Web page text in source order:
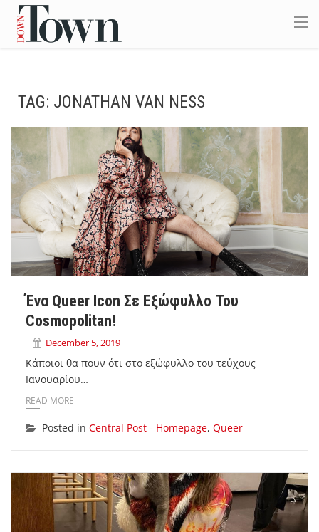
TAG: JONATHAN VAN NESS
Ένα Queer Icon Σε Εξώφυλλο Του
Cosmopolitan!
December 5, 2019
Κάποιοι θα πουν ότι στο εξώφυλλο του τεύχους
Ιανουαρίου…
READ MORE
Posted in Central Post - Homepage, Queer